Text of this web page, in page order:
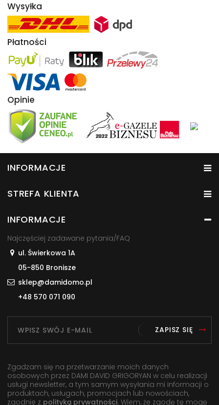
Wysyłka
Płatności
Opinie
INFORMACJE
STREFA KLIENTA
INFORMACJE
Najczęściej zadawane pytania/FAQ
ul. Świerkowa 1A
05-850 Bronisze
sklep@damidomo.pl
+48 570 071 090
ZAPISZ SIĘ
Zgadzam się na przetwarzanie moich danych
osobowych przez DAMI DAVID GRIGORYAN w celu realizacji
usługi newsletter, a tym samym wysyłania mi informacji o
produktach, usługach, promocjach lub nowościach,
zgodnie z polityką prywatności. Wiem, że zgodę tę mogę